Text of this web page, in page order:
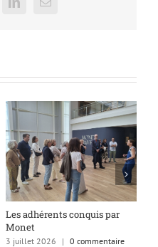
LinkedInEmail
Les adhérents conquis par
Monet
3 juillet 2026 | 0 commentaire